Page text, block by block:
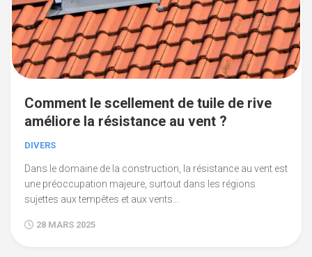
Comment le scellement de tuile de rive
améliore la résistance au vent ?
DIVERS
Dans le domaine de la construction, la résistance au vent est
une préoccupation majeure, surtout dans les régions
sujettes aux tempêtes et aux vents...
28 MARS 2025